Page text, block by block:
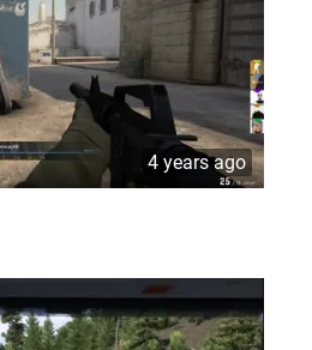
4 years ago